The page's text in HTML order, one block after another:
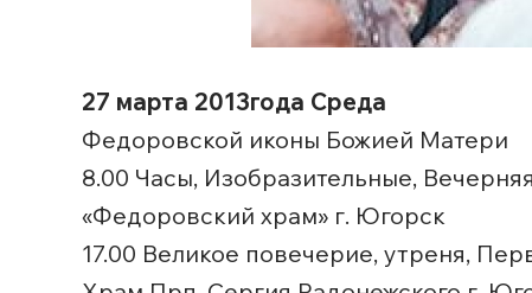
27 марта 2013года Среда
Федоровской иконы Божией Матери
8.00 Часы, Изобразительные,
«Федоровский храм» г. Югорск
17.00 Великое повечерие, утреня,